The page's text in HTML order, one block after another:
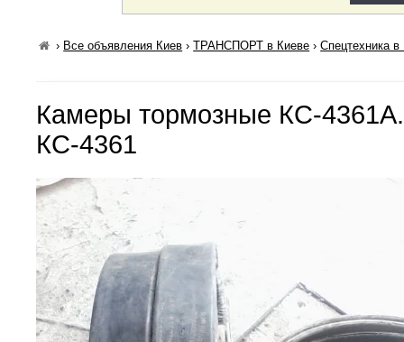
› Все объявления Киев ›ТРАНСПОРТ в Киеве ›Спецтехника в
Камеры тормозные КС-
КС-4361